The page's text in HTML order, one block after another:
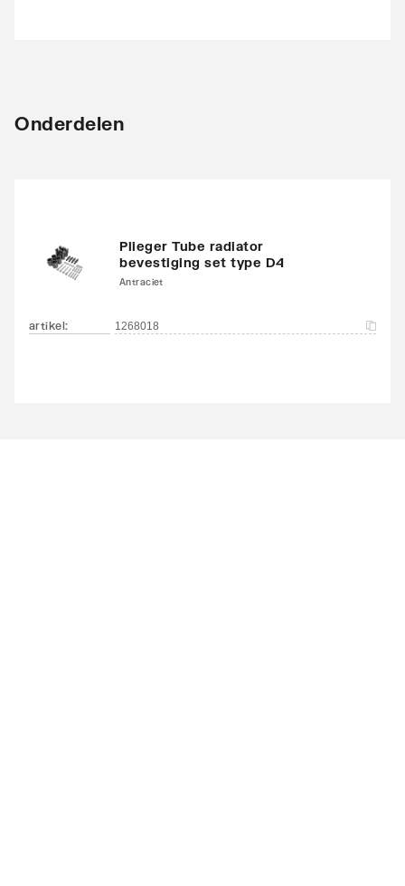
Onderdelen
Plieger Tube radiator
bevestiging set type D4
Antraciet
artikel: 1268018